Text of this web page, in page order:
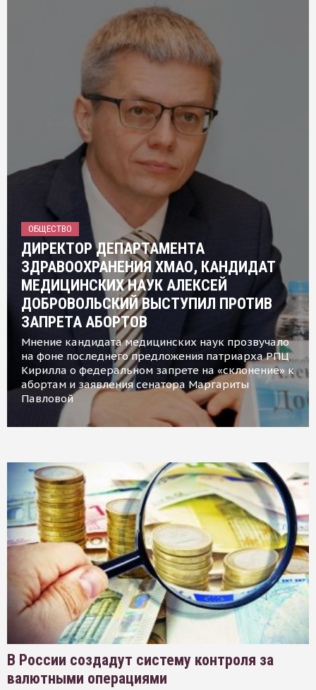
ОБЩЕСТВО
ДИРЕКТОР ДЕПАРТАМЕНТА
ЗДРАВООХРАНЕНИЯ ХМАО, КАНДИДАТ
МЕДИЦИНСКИХ НАУК АЛЕКСЕЙ
ДОБРОВОЛЬСКИЙ ВЫСТУПИЛ ПРОТИВ
ЗАПРЕТА АБОРТОВ
Мнение кандидата медицинских наук прозвучало
на фоне последнего предложения патриарха РПЦ
Кирилла о федеральном запрете на «склонение» к
абортам и заявления сенатора Маргариты
Павловой
В России создадут систему контроля за
валютными операциями